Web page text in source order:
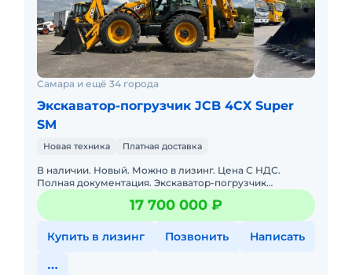
Самара и ещё 34 города
Экскаватор-погрузчик JCB 4CX Super
SM
Новая техника Платная доставка
В наличии. Новый. Можно в лизинг. Цена С НДС.
Полная документация. Экскаватор-погрузчик
растаможен, все документы готовы. Доставка до базы
или объекта. ООО "Мир17 700 000 ₽
Купить в лизинг Позвонить Написать